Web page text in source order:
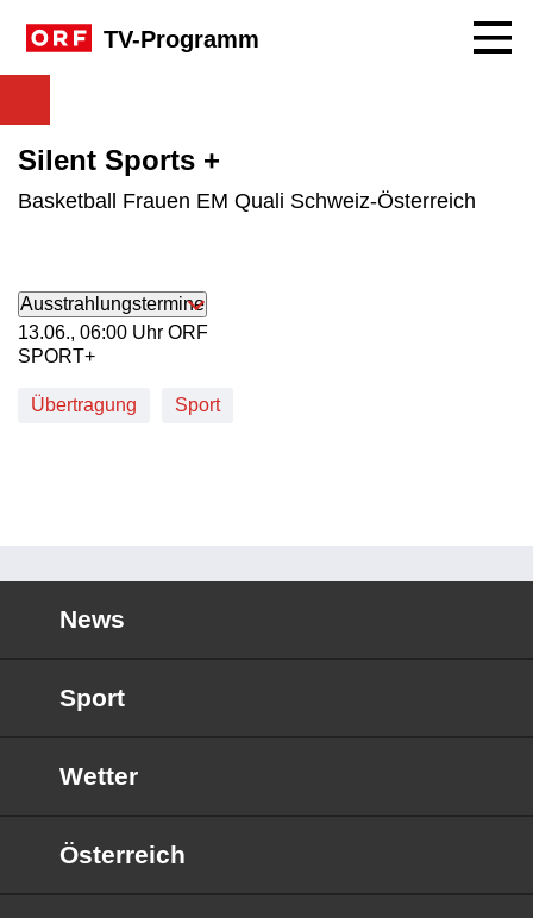
TV-Programm
Silent Sports +
Basketball Frauen EM Quali Schweiz-Österreich
Ausstrahlungstermine
13. Juni, 06:00 Uhr in ORF SPORT+
13.06., 06:00 Uhr ORF
SPORT+
Übertragung Sport
News
Sport
Wetter
Österreich